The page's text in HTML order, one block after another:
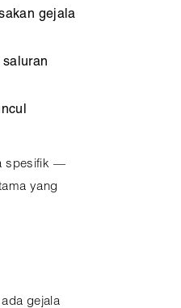
gejala
spesifik —
yang
gejala